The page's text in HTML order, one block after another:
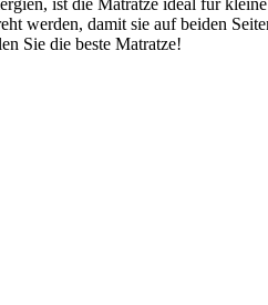
werden, damit sie auf beiden
Sie die beste Matratze!